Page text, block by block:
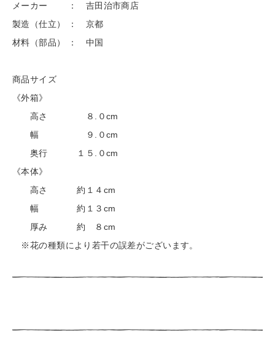
メーカー ： 吉田治市商店
製造（仕立） ： 京都
材料（部品） ： 中国
商品サイズ
《外箱》
高さ ８.０cm
幅 ９.０cm
奥行 １５.０cm
《本体》
高さ 約１４cm
幅 約１３cm
厚み 約 ８cm
※花の種類により若干の誤差がございます。